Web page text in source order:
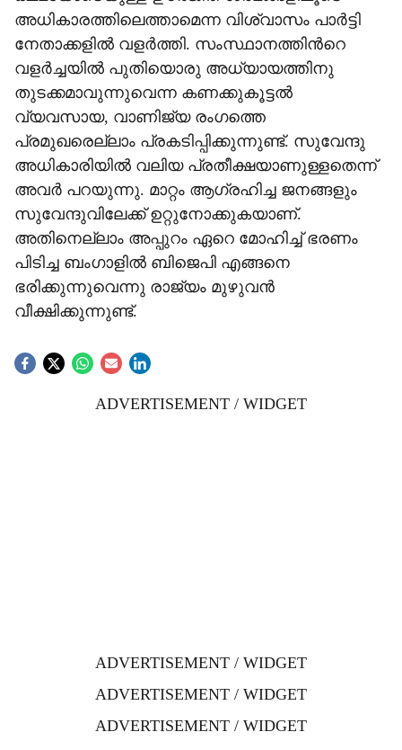
അധികാരത്തിലെത്താമെന്ന വിശ്വാസം പാർട്ടി
നേതാക്കളിൽ വളർത്തി. സംസ്ഥാനത്തിന്‍റെ
വളർച്ചയിൽ പുതിയൊരു അധ്യായത്തിനു
തുടക്കമാവുന്നുവെന്ന കണക്കുകൂട്ടൽ
വ്യവസായ, വാണിജ്യ രംഗത്തെ
പ്രമുഖരെല്ലാം പ്രകടിപ്പിക്കുന്നുണ്ട്. സുവേന്ദു
അധികാരിയിൽ വലിയ പ്രതീക്ഷയാണുള്ളതെന്ന്
അവർ പറയുന്നു. മാറ്റം ആഗ്രഹിച്ച ജനങ്ങളും
സുവേന്ദുവിലേക്ക് ഉറ്റുനോക്കുകയാണ്.
അതിനെല്ലാം അപ്പുറം ഏറെ മോഹിച്ച് ഭരണം
പിടിച്ച ബംഗാളിൽ ബിജെപി എങ്ങനെ
ഭരിക്കുന്നുവെന്നു രാജ്യം മുഴുവൻ
വീക്ഷിക്കുന്നുണ്ട്.
ADVERTISEMENT / WIDGET
ADVERTISEMENT / WIDGET
ADVERTISEMENT / WIDGET
ADVERTISEMENT / WIDGET